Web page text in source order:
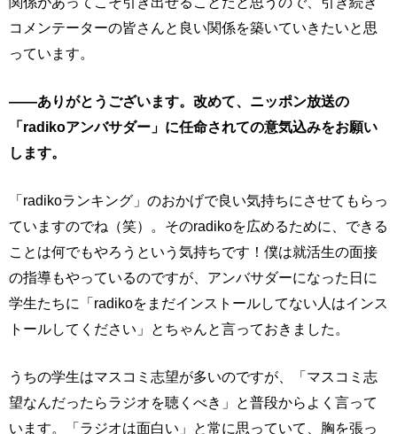
コメンテーターの皆さんと良い関係を築いていきたいと思
っています。
――ありがとうございます。改めて、ニッポン放送の
「radikoアンバサダー」に任命されての意気込みをお願い
します。
「radikoランキング」のおかげで良い気持ちにさせてもらっ
ていますのでね（笑）。そのradikoを広めるために、できる
ことは何でもやろうという気持ちです！僕は就活生の面接
の指導もやっているのですが、アンバサダーになった日に
学生たちに「radikoをまだインストールしてない人はインス
トールしてください」とちゃんと言っておきました。
うちの学生はマスコミ志望が多いのですが、「マスコミ志
望なんだったらラジオを聴くべき」と普段からよく言って
います。「ラジオは面白い」と常に思っていて、胸を張っ